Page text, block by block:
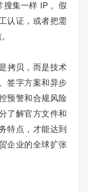
搜集一样 IP 。假
认证，或者把需
拷贝，而是技术
签字方案和异步
预警和合规风险
了解官方文件和
特点，才能达到
企业的全球扩张